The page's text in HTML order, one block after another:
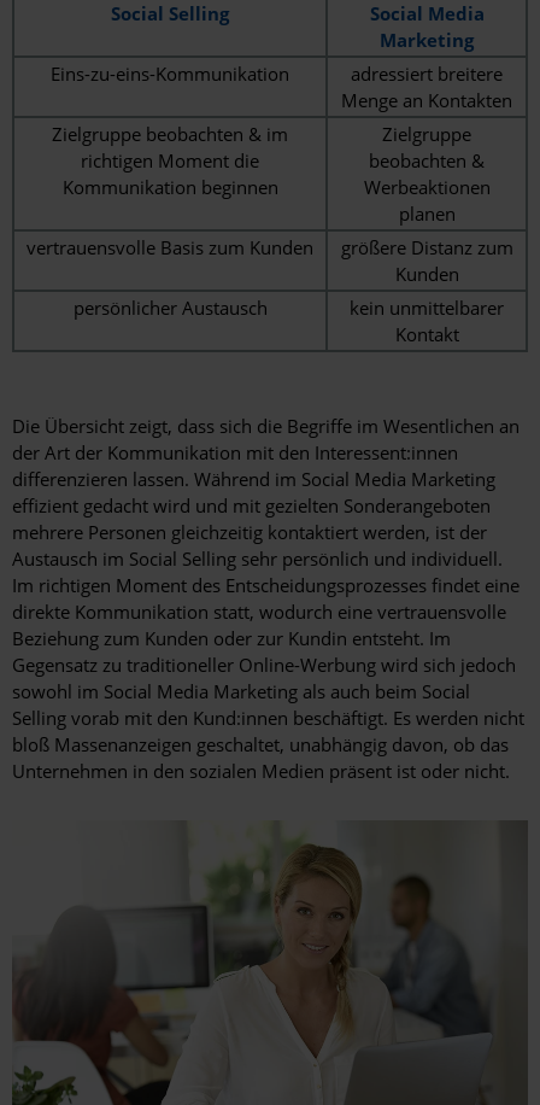
Social Selling
Social Media
Marketing
Eins-zu-eins-Kommunikation
adressiert breitere
Menge an Kontakten
Zielgruppe beobachten & im
richtigen Moment die
Kommunikation beginnen
Zielgruppe
beobachten &
Werbeaktionen
planen
vertrauensvolle Basis zum Kunden
größere Distanz zum
Kunden
persönlicher Austausch
kein unmittelbarer
Kontakt
Die Übersicht zeigt, dass sich die Begriffe im Wesentlichen an
der Art der Kommunikation mit den Interessent:innen
differenzieren lassen. Während im Social Media Marketing
effizient gedacht wird und mit gezielten Sonderangeboten
mehrere Personen gleichzeitig kontaktiert werden, ist der
Austausch im Social Selling sehr persönlich und individuell.
Im richtigen Moment des Entscheidungsprozesses findet eine
direkte Kommunikation statt, wodurch eine vertrauensvolle
Beziehung zum Kunden oder zur Kundin entsteht. Im
Gegensatz zu traditioneller Online-Werbung wird sich jedoch
sowohl im Social Media Marketing als auch beim Social
Selling vorab mit den Kund:innen beschäftigt. Es werden nicht
bloß Massenanzeigen geschaltet, unabhängig davon, ob das
Unternehmen in den sozialen Medien präsent ist oder nicht.